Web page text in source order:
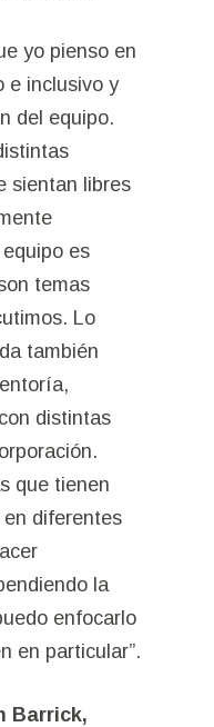
yo pienso en
e inclusivo y
del equipo.
sientan libres
es
temas
Lo
también
distintas
que tienen
en diferentes
la
enfocarlo
en particular”.
Barrick,